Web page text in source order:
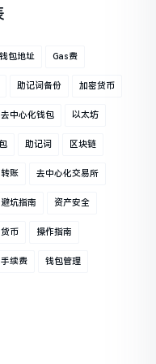
钱包地址 Gas费
助记词备份 加密货币
去中心化钱包 以太坊
助记词 区块链
转账 去中心化交易所
避坑指南 资产安全
币 操作指南
手续费 钱包管理